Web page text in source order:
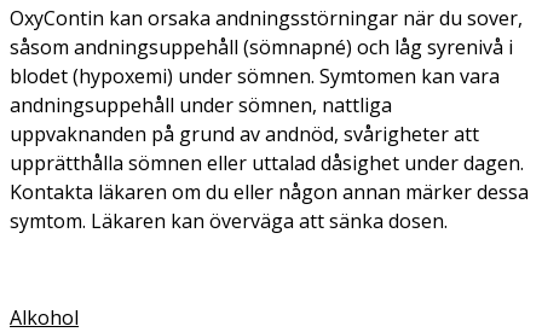
OxyContin kan orsaka andningsstörningar när du sover,
såsom andningsuppehåll (sömnapné) och låg syrenivå i
blodet (hypoxemi) under sömnen. Symtomen kan vara
andningsuppehåll under sömnen, nattliga
uppvaknanden på grund av andnöd, svårigheter att
upprätthålla sömnen eller uttalad dåsighet under dagen.
Kontakta läkaren om du eller någon annan märker dessa
symtom. Läkaren kan överväga att sänka dosen.
Alkohol